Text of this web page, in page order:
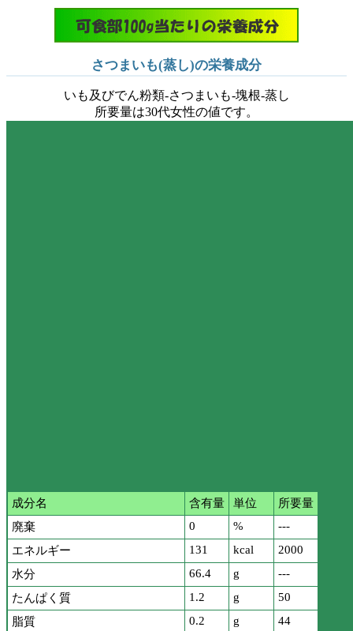
さつまいも(蒸し)の栄養成分
いも及びでん粉類-さつまいも-塊根-蒸し
所要量は30代女性の値です。
成分名 含有量 単位
所要量
廃棄
0 %
---
エネルギー
131 kcal
2000
水分
66.4 g
---
たんぱく質
1.2 g
50
脂質
0.2 g
44